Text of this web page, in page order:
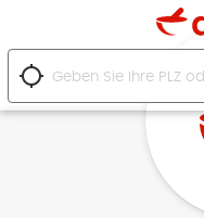
location_searching